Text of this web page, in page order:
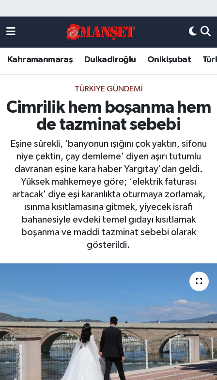
Kahramanmaraş Dulkadiroğlu Onikişubat
TÜRKIYE GÜNDEMI
Cimrilik hem boşanma hem
de tazminat sebebi
Eşine sürekli, ‘banyonun ışığını çok yaktın, sifonu
niye çektin, çay demleme' diyen aşırı tutumlu
davranan eşine kara haber Yargıtay'dan geldi.
Yüksek mahkemeye göre; ‘elektrik faturası
artacak' diye eşi karanlıkta oturmaya zorlamak,
ısınma kısıtlamasına gitmek, yiyecek israfı
bahanesiyle evdeki temel gıdayı kısıtlamak
boşanma ve maddi tazminat sebebi olarak
gösterildi.
DULKADİROĞLU
KAHRAMANMARAŞ
ONİKİŞUBAT
Künye
Kahramanmaraş Nöbetçi Eczaneler
Kahramanmaraş Hava Durumu
Kahramanmaraş Trafik Yoğunluk Haritası
Süper Lig Puan Durumu ve Fikstür
Son Dakika Haberleri
Haber Arşivi